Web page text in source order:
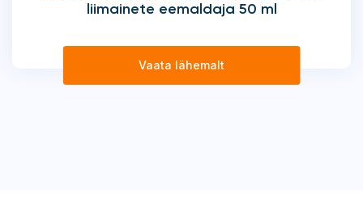
liimainete eemaldaja 50 ml
Vaata lähemalt